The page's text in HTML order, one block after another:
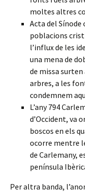
moltes altres
Acta del Sínode
poblacions
l’influx de les
una mena de
de missa
arbres, a les
condemnem
L’any 794
d’Occident, va
boscos en els
ocorre mentre
de Carlemany,
península
Per altra banda,